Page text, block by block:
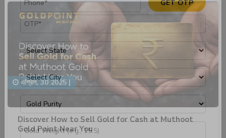
Discover How to Sell Gold for Cash at Muthoot
Gold Point Near You
এপ্রিল, 30 2025 |
GET OTP